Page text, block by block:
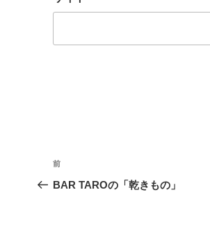
投
稿
前
の
前
BAR TAROの「乾きもの」